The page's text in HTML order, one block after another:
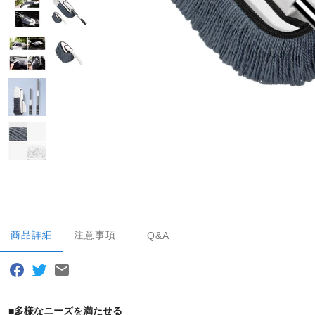
商品詳細 注意事項 Q&A
■多様なニーズを満たせる